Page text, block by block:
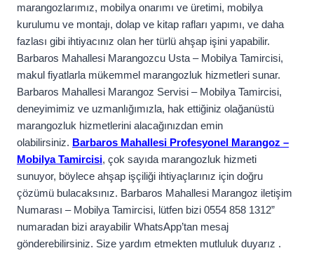
marangozlarımız, mobilya onarımı ve üretimi, mobilya
kurulumu ve montajı, dolap ve kitap rafları yapımı, ve daha
fazlası gibi ihtiyacınız olan her türlü ahşap işini yapabilir.
Barbaros Mahallesi Marangozcu Usta – Mobilya Tamircisi,
makul fiyatlarla mükemmel marangozluk hizmetleri sunar.
Barbaros Mahallesi Marangoz Servisi – Mobilya Tamircisi,
deneyimimiz ve uzmanlığımızla, hak ettiğiniz olağanüstü
marangozluk hizmetlerini alacağınızdan emin
olabilirsiniz. Barbaros Mahallesi Profesyonel Marangoz –
Mobilya Tamircisi, çok sayıda marangozluk hizmeti
sunuyor, böylece ahşap işçiliği ihtiyaçlarınız için doğru
çözümü bulacaksınız. Barbaros Mahallesi Marangoz iletişim
Numarası – Mobilya Tamircisi, lütfen bizi 0554 858 1312”
numaradan bizi arayabilir WhatsApp’tan mesaj
gönderebilirsiniz. Size yardım etmekten mutluluk duyarız .